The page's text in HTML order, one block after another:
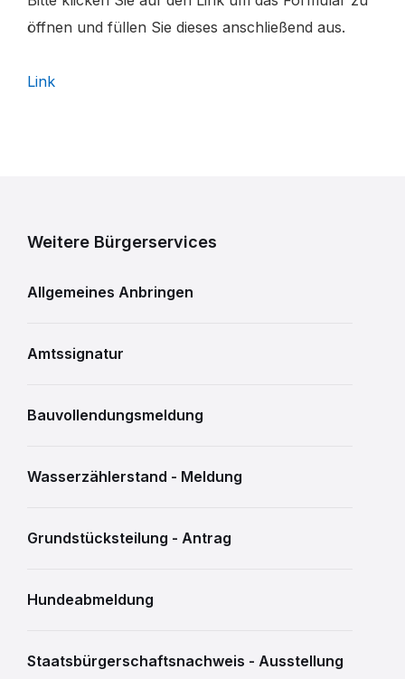
öffnen und füllen Sie dieses anschließend aus.
Link
Weitere Bürgerservices
Allgemeines Anbringen
Amtssignatur
Bauvollendungsmeldung
Wasserzählerstand - Meldung
Grundstücksteilung - Antrag
Hundeabmeldung
Staatsbürgerschaftsnachweis - Ausstellung